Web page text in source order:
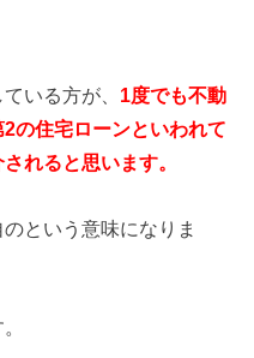
いる方が、 1度でも不動
の住宅ローンといわれて
れると思います。
という意味になりま